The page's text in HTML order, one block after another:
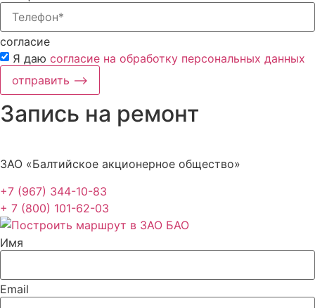
согласие
Я даю согласие на обработку персональных данных
отправить ⟶
Запись на ремонт
ЗАО «Балтийское акционерное общество»
+7 (967) 344-10-83
+ 7 (800) 101-62-03
Имя
Email